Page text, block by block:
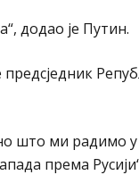
додао је Путин.
што ми радимо у
према